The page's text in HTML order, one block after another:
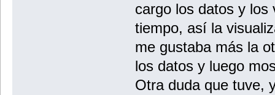
cargo los datos y los
tiempo, así la
me gustaba más la
los datos y luego
Otra duda que tuve,